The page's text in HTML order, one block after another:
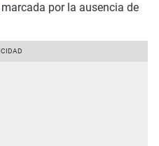
por la ausencia de